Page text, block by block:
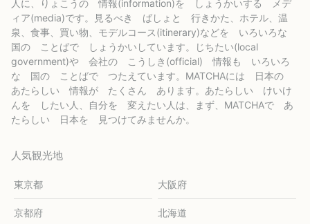
人に、りょこうの 情報(information)を しょうかいする メデ
ィア(media)です。見るべき ばしょと 行きかた、ホテル、温
泉、食事、買い物、モデルコース(itinerary)などを いろいろな
国の ことばで しょうかいしています。じちたい(local
government)や 会社の こうしき(official) 情報も いろいろ
な 国の ことばで つたえています。MATCHAには 日本の
あたらしい 情報が たくさん あります。あたらしい けいけ
んを したい人、自分を 変えたい人は、まず、MATCHAで あ
たらしい 日本を 見つけてみませんか。
人気観光地
東京都 大阪府
京都府 北海道